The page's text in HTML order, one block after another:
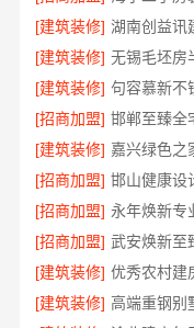
[建筑装修] 湖南创益讯
[建筑装修]
[建筑装修] 句容慕新不
[招商加盟]
[建筑装修]
[招商加盟]
[招商加盟] 永年焕新专
[招商加盟] 武安焕新至
[建筑装修]
[建筑装修]